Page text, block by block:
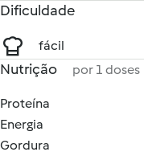
Dificuldade
fácil
Nutrição por 1 doses
Proteína
Energia
Gordura